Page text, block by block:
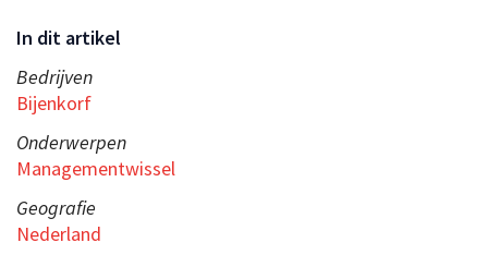
In dit artikel
Bedrijven
Bijenkorf
Onderwerpen
Managementwissel
Geografie
Nederland